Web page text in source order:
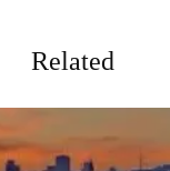
Related